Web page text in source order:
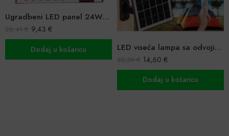
Ugradbeni LED panel 24W – energetski štedljiv, kvadratni, 6500K
LED viseća lampa sa odvojivim solarnim panelom
30,39€ 14,60€ 9,99 €
Odaberi opcije